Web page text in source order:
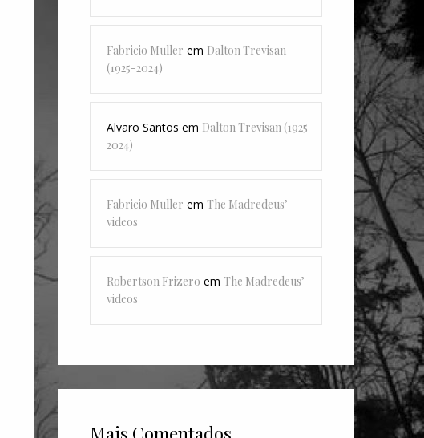
Fabricio Muller em Dalton Trevisan
(1925-2024)
Alvaro Santos em Dalton Trevisan (1925-
2024)
Fabricio Muller em The Madredeus’
videos
Robertson Frizero em The Madredeus’
videos
Mais Comentados